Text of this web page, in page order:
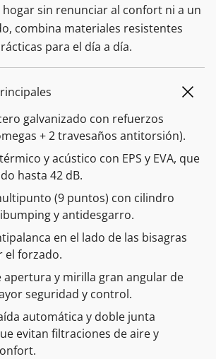
sin renunciar al confort ni a un
combina materiales resistentes
para el día a día.
galvanizado con refuerzos
+ 2 travesaños antitorsión).
y acústico con EPS y EVA, que
hasta 42 dB.
(9 puntos) con cilindro
y antidesgarro.
en el lado de las bisagras
el forzado.
apertura y mirilla gran angular de
seguridad y control.
automática y doble junta
evitan filtraciones de aire y